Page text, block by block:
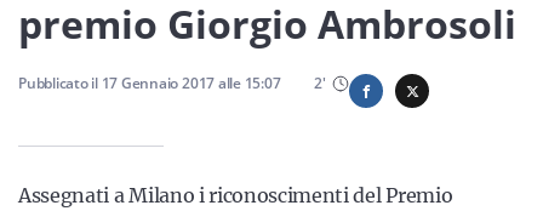
Servizi
premio Giorgio Ambrosoli
Pubblicato il 17 Gennaio 2017alle 15:07 2'
Assegnati a Milano i riconoscimenti del Premio